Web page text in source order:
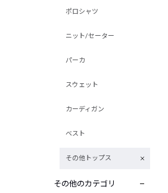
ポロシャツ
ニット/セーター
パーカ
スウェット
カーディガン
ベスト
その他トップス
その他のカテゴリ